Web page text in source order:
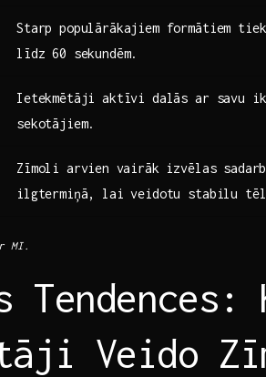
Starp populārākajiem formātiem
līdz ​60 sekundēm.
Ietekmētāji ‌aktīvi dalās ​ar savu
sekotājiem.
Zīmoli ‌arvien⁤ vairāk izvēlas
ilgtermiņā, lai veidotu stabilu
‍MI.
Tendences:
Veido